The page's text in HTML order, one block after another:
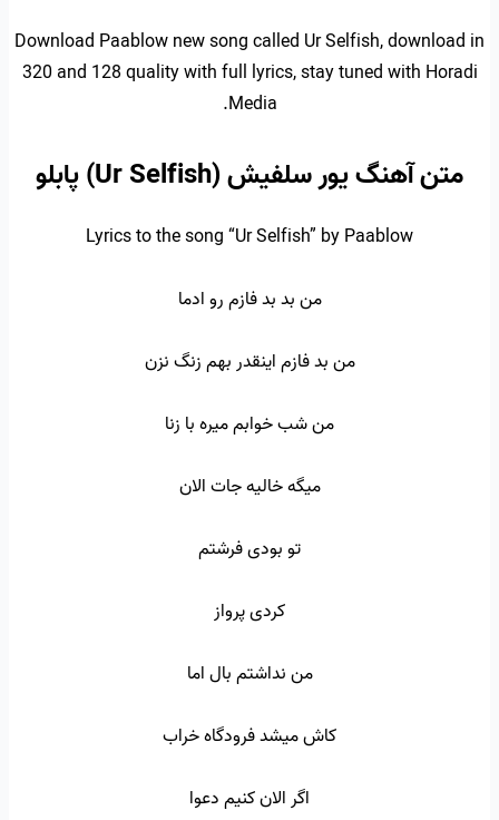
Download Paablow new song called Ur Selfish, download in
320 and 128 quality with full lyrics, stay tuned with Horadi
Media.
متن آهنگ یور سلفیش (Ur Selfish) پابلو
Lyrics to the song “Ur Selfish” by Paablow
من بد بد فازم رو ادما
من بد فازم اینقدر بهم زنگ نزن
من شب خوابم میره با زنا
میگه خالیه جات الان
تو بودی فرشتم
کردی پرواز
من نداشتم بال اما
کاش میشد فرودگاه خراب
اگر الان کنیم دعوا